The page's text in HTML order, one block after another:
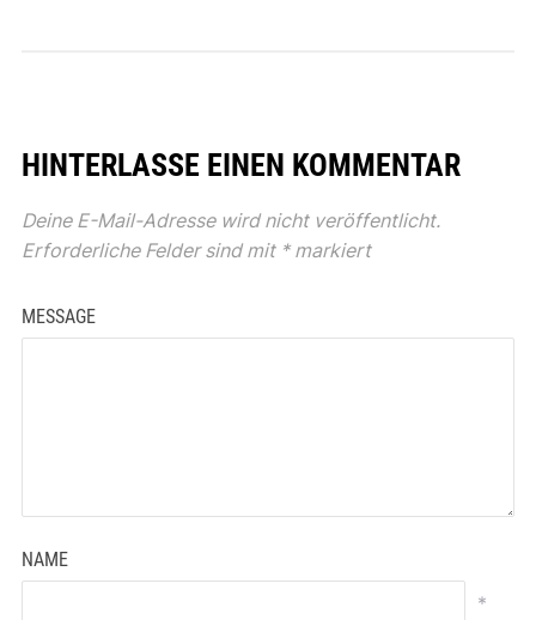
HINTERLASSE EINEN KOMMENTAR
Deine E-Mail-Adresse wird nicht veröffentlicht.
Erforderliche Felder sind mit *markiert
MESSAGE
NAME
*